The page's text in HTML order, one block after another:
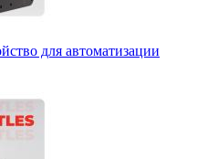
для автоматизации